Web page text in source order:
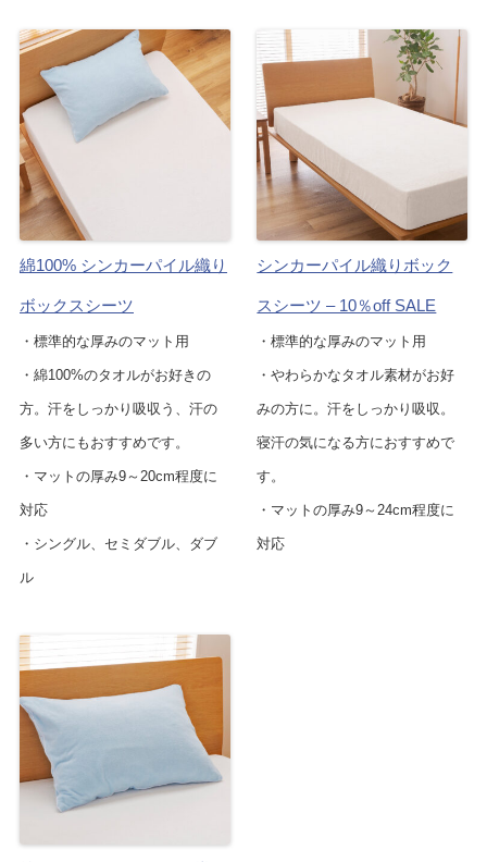
綿100% シンカーパイル織り
ボックスシーツ
・標準的な厚みのマット用
・綿100%のタオルがお好きの
方。汗をしっかり吸収う、汗の
多い方にもおすすめです。
・マットの厚み9～20cm程度に
対応
・シングル、セミダブル、ダブ
ル
シンカーパイル織りボック
スシーツ – 10％off SALE
・標準的な厚みのマット用
・やわらかなタオル素材がお好
みの方に。汗をしっかり吸収。
寝汗の気になる方におすすめで
す。
・マットの厚み9～24cm程度に
対応